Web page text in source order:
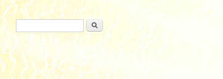
Formulaire de recherche
Rechercher